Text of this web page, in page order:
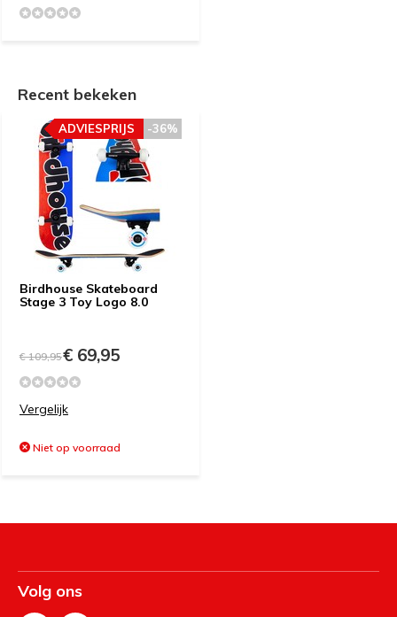
Recent bekeken
Birdhouse Skateboard
Stage 3 Toy Logo 8.0
-36%
ADVIESPRIJS
€ 109,95€ 69,95
Vergelijk
Niet op voorraad
Volg ons